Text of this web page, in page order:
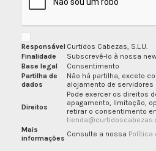
Responsável Curtidos Cabezas, S.L.U.
Finalidade
Subscrevê-lo à nossa
Base legal
Consentimento
Partilha de
dados
Não há partilha, exceto
alojamento de servidores
Direitos
Pode exercer os direitos
apagamento, limitação,
retirar o consentimento
Mais
informações Consulte a nossa Política